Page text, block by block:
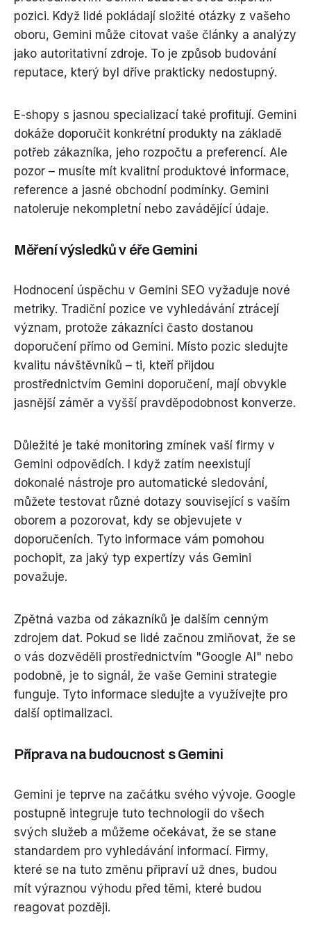
pozici. Když lidé pokládají složité otázky z vašeho
oboru, Gemini může citovat vaše články a analýzy
jako autoritativní zdroje. To je způsob budování
reputace, který byl dříve prakticky nedostupný.
E-shopy s jasnou specializací také profitují. Gemini
dokáže doporučit konkrétní produkty na základě
potřeb zákazníka, jeho rozpočtu a preferencí. Ale
pozor – musíte mít kvalitní produktové informace,
reference a jasné obchodní podmínky. Gemini
natoleruje nekompletní nebo zavádějící údaje.
Měření výsledků v éře Gemini
Hodnocení úspěchu v Gemini SEO vyžaduje nové
metriky. Tradiční pozice ve vyhledávání ztrácejí
význam, protože zákazníci často dostanou
doporučení přímo od Gemini. Místo pozic sledujte
kvalitu návštěvníků – ti, kteří přijdou
prostřednictvím Gemini doporučení, mají obvykle
jasnější záměr a vyšší pravděpodobnost konverze.
Důležité je také monitoring zmínek vaší firmy v
Gemini odpovědích. I když zatím neexistují
dokonalé nástroje pro automatické sledování,
můžete testovat různé dotazy související s vaším
oborem a pozorovat, kdy se objevujete v
doporučeních. Tyto informace vám pomohou
pochopit, za jaký typ expertízy vás Gemini
považuje.
Zpětná vazba od zákazníků je dalším cenným
zdrojem dat. Pokud se lidé začnou zmiňovat, že se
o vás dozvěděli prostřednictvím "Google AI" nebo
podobně, je to signál, že vaše Gemini strategie
funguje. Tyto informace sledujte a využívejte pro
další optimalizaci.
Příprava na budoucnost s Gemini
Gemini je teprve na začátku svého vývoje. Google
postupně integruje tuto technologii do všech
svých služeb a můžeme očekávat, že se stane
standardem pro vyhledávání informací. Firmy,
které se na tuto změnu připraví už dnes, budou
mít výraznou výhodu před těmi, které budou
reagovat později.